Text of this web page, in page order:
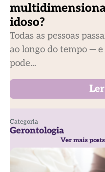
idoso?
Todas as pessoas
ao longo do tempo —
pode...
Categoria
Gerontologia
Ver mais